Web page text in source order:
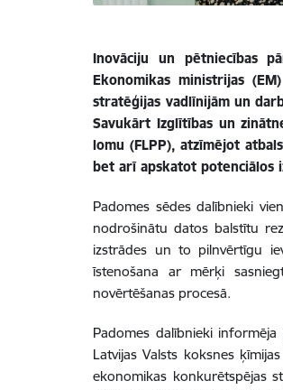
Inovāciju un pētniecības
Ekonomikas ministrijas
stratēģijas vadlīnijām un
Savukārt Izglītības un
lomu (FLPP), atzīmējot
bet arī apskatot potenciālos
Padomes sēdes dalībnieki
nodrošinātu datos balstītu
izstrādes un to pilnvērtīgu
īstenošana ar mērķi
novērtēšanas procesā.
Padomes dalībnieki
Latvijas Valsts koksnes
ekonomikas konkurētspējas